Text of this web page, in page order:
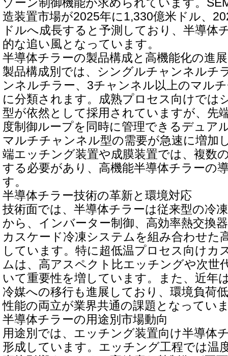
ゾーン制御機能が求められています。
造装置市場が2025年に1,330億米ドル、
ドルへ成長すると予測しており、半導体
的な追い風となっています。
半導体チラーの製品構成と高機能化の進展
製品構成別では、シングルチャンネルチ
ンネルチラー、3チャンネル以上のマル
に分類されます。成熟プロセス向けでは
型が依然として採用されていますが、先
度制御ループを同時に管理できるデュア
マルチチャンネル型の需要が急速に増加
端エッチング装置や成膜装置では、複数
する必要があり、高機能半導体チラーの
す。
半導体チラー技術の革新と環境対応
技術面では、半導体チラーは従来型の冷
から、インバーター制御、高効率熱交換
カスケード冷凍システムを組み合わせた
しています。特に超低温プロセス向けカ
ムは、高アスペクト比エッチングや次世
いて重要性を増しています。また、近年
冷媒への移行も進展しており、環境負荷
性能の両立が業界共通の課題となってい
半導体チラーの用途別市場動向
用途別では、エッチング装置向け半導体
形成しています。エッチング工程では温